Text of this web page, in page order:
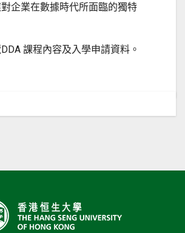
企業在數據時代所面臨的獨特
課程內容及入學申請資料。